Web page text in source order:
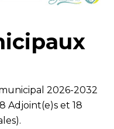
2026-2032
Adjoint(e)s et 18